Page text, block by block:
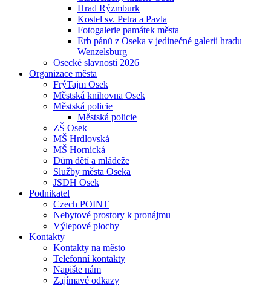
Hrad Rýzmburk
Kostel sv. Petra a Pavla
Fotogalerie památek města
Erb pánů z Oseka v jedinečné galerii hradu
Wenzelsburg
Osecké slavnosti 2026
Organizace města
FrýTajm Osek
Městská knihovna Osek
Městská policie
Městská policie
ZŠ Osek
MŠ Hrdlovská
MŠ Hornická
Dům dětí a mládeže
Služby města Oseka
JSDH Osek
Podnikatel
Czech POINT
Nebytové prostory k pronájmu
Výlepové plochy
Kontakty
Kontakty na město
Telefonní kontakty
Napište nám
Zajímavé odkazy